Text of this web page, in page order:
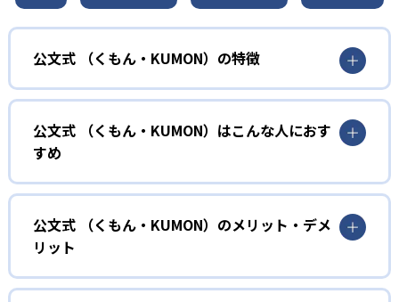
公文式 （くもん・KUMON）の特徴
01
無学年式の学力別学習
KUMONでは、年齢や学年にとらわれずに、一人ひとりの学
力に応じたレベルから学習を始めている。
確実に100点が取れるレベルから少しずつ難易度を上げてい
しさを経験できる。
公文式 （くもん・KUMON）はこんな人におす
すめ
幼児
小学校に入る準備をしたい幼児向け
KUMONでは細かいステップに分かれた教材で、わかる楽し
さを経験しながら無理なく力を高めていける。
性格や学習への取り組み姿勢に合わせて内容も調整するた
公文式 （くもん・KUMON）のメリット・デメ
リット
どんなメリットがある？